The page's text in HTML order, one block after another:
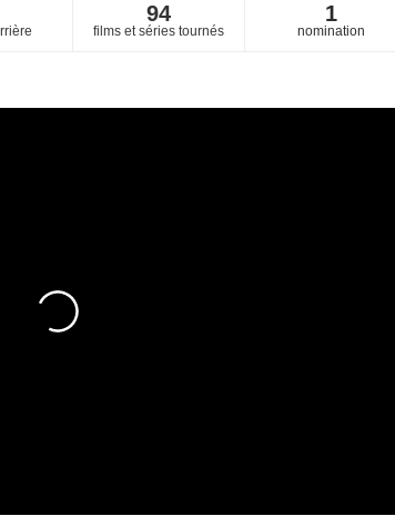
94
films et séries tournés
1
nomination